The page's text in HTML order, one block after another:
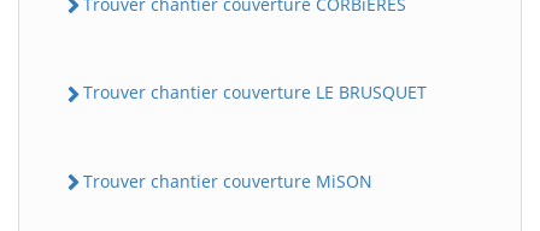
Trouver chantier couverture LE BRUSQUET
Trouver chantier couverture MiSON